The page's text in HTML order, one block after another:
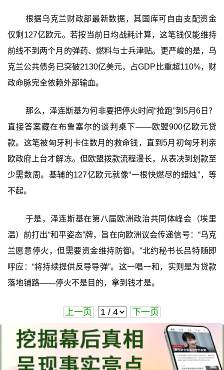
根据乌克兰财政部最新数据，其国库可自由支配资金
仅剩127亿欧元。若按当前日均战耗计算，这笔钱仅能维持
前线不到两个月的弹药、燃料与士兵津贴。更严峻的是，乌
克兰公共债务已突破2130亿美元，占GDP比重超110%，财
政命脉完全依赖外部输血。
那么，泽连斯基为何非要把停火时间“抢跑”到5月6日？
直接答案藏在布鲁塞尔的谈判桌下——欧盟900亿欧元贷
款。这笔被匈牙利卡住数月的救命钱，直到5月初匈牙利亲
欧政府上台才解冻。但欧盟拨款流程漫长，从表决到划款至
少需数周。基辅的127亿欧元就像“一根快燃尽的蜡烛”，等
不起。
于是，泽连斯基在第八届欧洲政治共同体峰会（埃里
温）前打出“和平姿态”牌，旨在向欧洲议会传递信号：“乌克
兰愿意停火，但需要资金维持防御。”北约秘书长吕特随即
呼应：“将持续提供反导导弹”。这一唱一和，实则是为贷款
落地铺路——停火不是目的，拿到钱才是。
上一页 下一页